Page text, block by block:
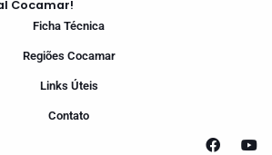
Cocamar!
Ficha Técnica
Regiões Cocamar
Links Úteis
Contato